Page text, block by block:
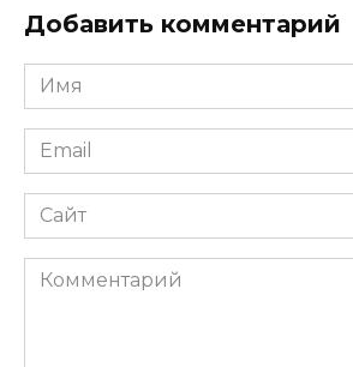
Добавить комментарий
Имя
*
Email
*
Сайт
Комментарий